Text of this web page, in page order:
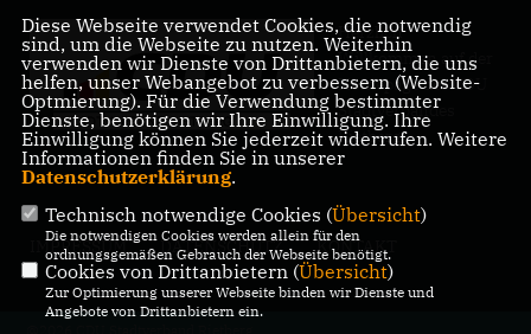
Herzlich
Willkommen auf der
Homepage des CDU
Stadtverbandes
Rietberg
IMPRESSUM DATENSCHUTZ KONTAKT
Diese Webseite verwendet Cookies, die notwendig
sind, um die Webseite zu nutzen. Weiterhin
verwenden wir Dienste von Drittanbietern, die uns
helfen, unser Webangebot zu verbessern (Website-
Optmierung). Für die Verwendung bestimmter
Dienste, benötigen wir Ihre Einwilligung. Ihre
Einwilligung können Sie jederzeit widerrufen. Weitere
Informationen finden Sie in unserer
Datenschutzerklärung.
Technisch notwendige Cookies (Übersicht)
Die notwendigen Cookies werden allein für den
ordnungsgemäßen Gebrauch der Webseite benötigt.
Cookies von Drittanbietern (Übersicht)
Zur Optimierung unserer Webseite binden wir Dienste und
Angebote von Drittanbietern ein.